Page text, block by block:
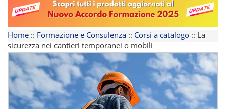
TEMATICHE
Home :: Formazione e Consulenza :: Corsi a catalogo :: La
sicurezza nei cantieri temporanei o mobili